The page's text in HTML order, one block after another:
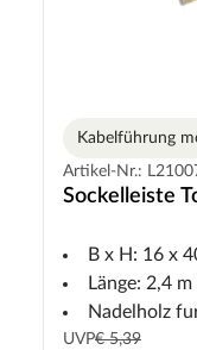
Kabelführung
Artikel-Nr.:
Sockelleiste
B x H: 16 x
Länge: 2,4 m
Nadelholz
UVP€ 5,39